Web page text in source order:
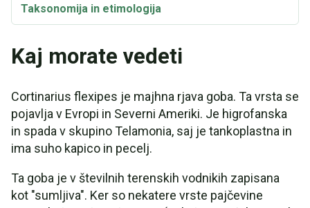
Taksonomija in etimologija
Kaj morate vedeti
Cortinarius flexipes je majhna rjava goba. Ta vrsta se
pojavlja v Evropi in Severni Ameriki. Je higrofanska
in spada v skupino Telamonia, saj je tankoplastna in
ima suho kapico in pecelj.
Ta goba je v številnih terenskih vodnikih zapisana
kot "sumljiva". Ker so nekatere vrste pajčevine